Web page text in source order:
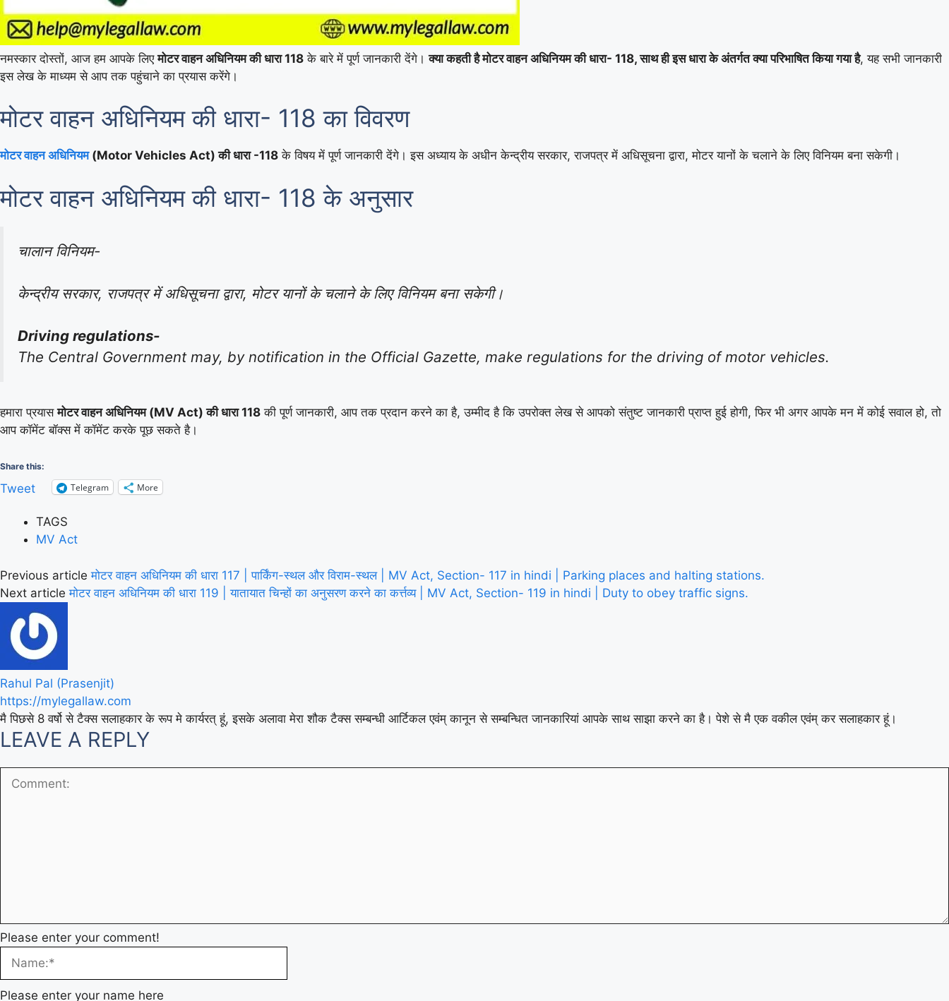
नमस्कार दोस्तों, आज हम आपके लिएमोटर वाहन अधिनियम की धारा 118 के बारे में पूर्ण जानकारी देंगे।क्या कहती है मोटर वाहन अधिनियम की धारा- 118, साथ ही इस धारा के अंतर्गत क्या परिभाषित किया गया है, यह सभी जानकारी
इस लेख के माध्यम से आप तक पहुंचाने का प्रयास करेंगे।
मोटर वाहन अधिनियम की धारा- 118 का विवरण
मोटर वाहन अधिनियम(Motor Vehicles Act) की धारा -118 के विषय में पूर्ण जानकारी देंगे। इस अध्याय के अधीन केन्द्रीय सरकार, राजपत्र में अधिसूचना द्वारा, मोटर यानों के चलाने के लिए विनियम बना सकेगी।
मोटर वाहन अधिनियम की धारा- 118 के अनुसार
चालान विनियम-
केन्द्रीय सरकार, राजपत्र में अधिसूचना द्वारा, मोटर यानों के चलाने के लिए विनियम बना सकेगी।
Driving regulations-
The Central Government may, by notification in the Official Gazette, make regulations for the driving of motor vehicles.
हमारा प्रयासमोटर वाहन अधिनियम (MV Act) की धारा 118 की पूर्ण जानकारी, आप तक प्रदान करने का है, उम्मीद है कि उपरोक्त लेख से आपको संतुष्ट जानकारी प्राप्त हुई होगी, फिर भी अगर आपके मन में कोई सवाल हो, तो
आप कॉमेंट बॉक्स में कॉमेंट करके पूछ सकते है।
Share this:
Tweet Telegram More
TAGS
MV Act
Previous article मोटर वाहन अधिनियम की धारा 117 | पार्किंग-स्थल और विराम-स्थल | MV Act, Section- 117 in hindi | Parking places and halting stations.
Next article मोटर वाहन अधिनियम की धारा 119 | यातायात चिन्हों का अनुसरण करने का कर्त्तव्य | MV Act, Section- 119 in hindi | Duty to obey traffic signs.
Rahul Pal (Prasenjit)
https://mylegallaw.com
मै पिछसे 8 वर्षो से टैक्स सलाहकार के रूप मे कार्यरत् हूं, इसके अलावा मेरा शौक टैक्स सम्बन्धी आर्टिकल एवंम् कानून से सम्बन्धित जानकारियां आपके साथ साझा करने का है। पेशे से मै एक वकील एवंम् कर सलाहकार हूं।
LEAVE A REPLY
Please enter your comment!
Please enter your name here